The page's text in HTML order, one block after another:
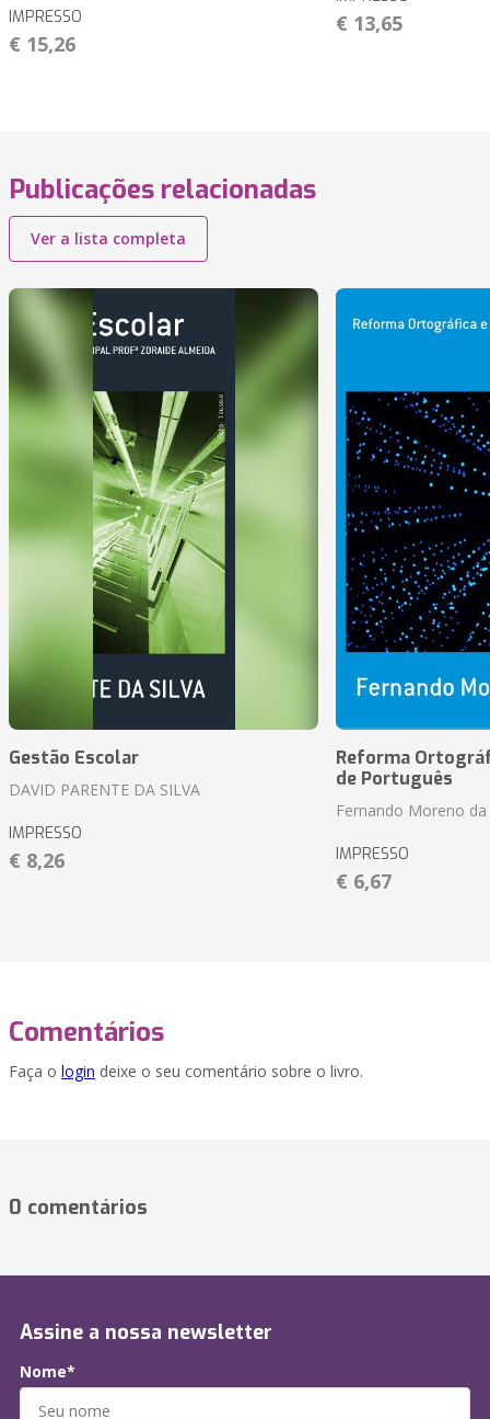
IMPRESSO
€ 15,26
€ 13,65
Publicações relacionadas
Ver a lista completa
Gestão Escolar
DAVID PARENTE DA SILVA
IMPRESSO
€ 8,26
Reforma
de Português
Fernando Moreno da
IMPRESSO
€ 6,67
Comentários
Faça o login deixe o seu comentário sobre o livro.
0 comentários
Assine a nossa newsletter
Nome*